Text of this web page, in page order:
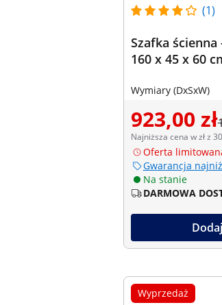
(1)
Szafka
160 x 45 x 60
Wymiary (DxSxW)
923,00 zł
Najniższa cena w zł z
Oferta
Gwarancja
Na stanie
DARMOWA
Wyprzedaż